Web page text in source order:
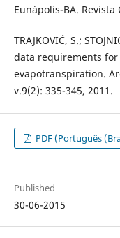
Eunápolis-BA. Revista
TRAJKOVIĆ, S.;
data requirements
evapotranspiration.
v.9(2): 335-345, 2011.
PDF (Português
Published
30-06-2015